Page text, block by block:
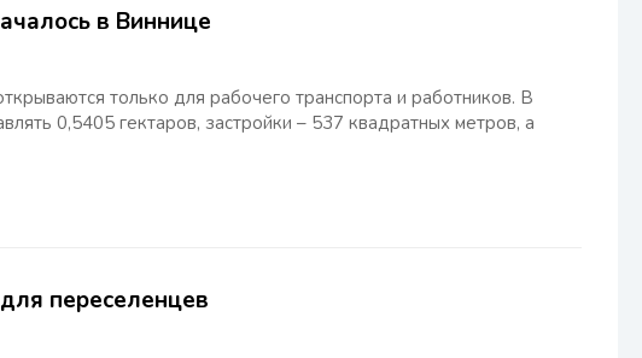
в Виннице
только для рабочего транспорта и работников. В
0,5405 гектаров, застройки – 537 квадратных метров, а
переселенцев